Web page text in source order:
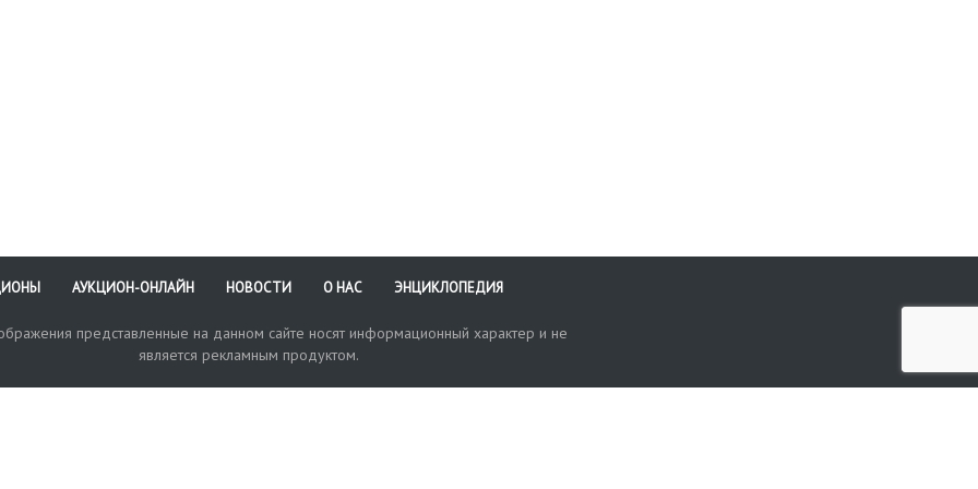
АУКЦИОН-ОНЛАЙН НОВОСТИ О НАС ЭНЦИКЛОПЕДИЯ
представленные на данном сайте носят информационный характер и не
является рекламным продуктом.